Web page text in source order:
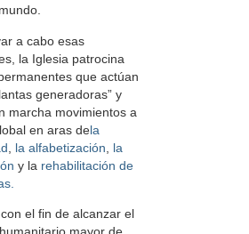
a cabo esas
la Iglesia patrocina
que actúan
generadoras” y
marcha movimientos a
en aras dela
la alfabetización
la
y la rehabilitación de
el fin de alcanzar el